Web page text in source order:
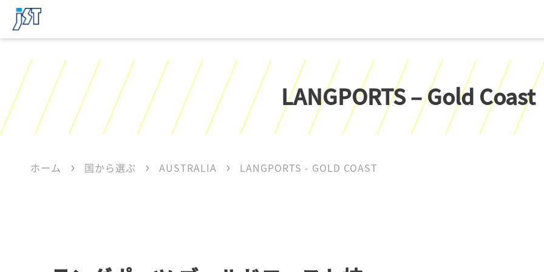
LANGPORTS – Gold Coast
ホーム 国から選ぶ AUSTRALIA LANGPORTS - GOLD COAST